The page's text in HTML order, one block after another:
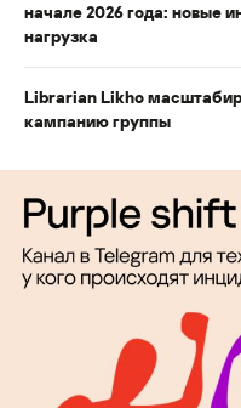
начале 2026 года: новые
нагрузка
Librarian Likho
кампанию группы